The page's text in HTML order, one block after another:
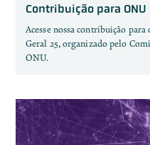
Contribuição para
Acesse nossa contribuição
Geral 25, organizado pelo
ONU.